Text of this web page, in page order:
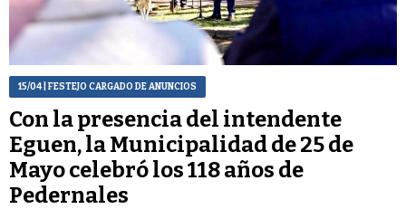
15/04| FESTEJO CARGADO DE ANUNCIOS
Con la presencia del intendente
Eguen, la Municipalidad de 25 de
Mayo celebró los 118 años de
Pedernales